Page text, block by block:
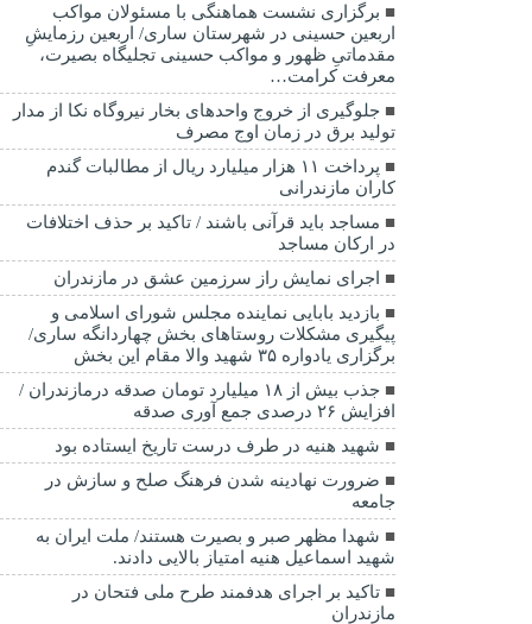
برگزاری نشست هماهنگی با مسئولان مواکب
اربعین حسینی در شهرستان ساری/ اربعین رزمایشِ
مقدماتیِ ظهور و مواکب حسینی تجلیگاه بصیرت،
معرفت کرامت…
جلوگیری از خروج واحدهای بخار نیروگاه نکا از مدار
تولید برق در زمان اوج مصرف
پرداخت ۱۱ هزار میلیارد ریال از مطالبات گندم
کاران مازندرانی
مساجد باید قرآنی باشند / تاکید بر حذف اختلافات
در ارکان مساجد
اجرای نمایش راز سرزمین عشق در مازندران
بازدید بابایی نماینده مجلس شورای اسلامی و
پیگیری مشکلات روستاهای بخش چهاردانگه ساری/
برگزاری یادواره ۳۵ شهید والا مقام این بخش
جذب بیش از ۱۸ میلیارد تومان صدقه درمازندران /
افزایش ۲۶ درصدی جمع آوری صدقه
شهید هنیه در طرف درست تاریخ ایستاده بود
ضرورت نهادینه شدن فرهنگ صلح و سازش در
جامعه
شهدا مظهر صبر و بصیرت هستند/ ملت ایران به
شهید اسماعیل هنیه امتیاز بالایی دادند.
تاکید بر اجرای هدفمند طرح ملی فتحان در
مازندران